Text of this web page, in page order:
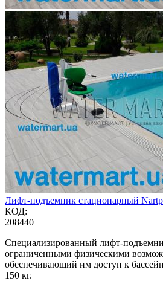
Лифт-подъемник стационарный
КОД:
208440
Специализированный лифт-
ограниченными физическими
обеспечивающий им доступ к
150 кг.